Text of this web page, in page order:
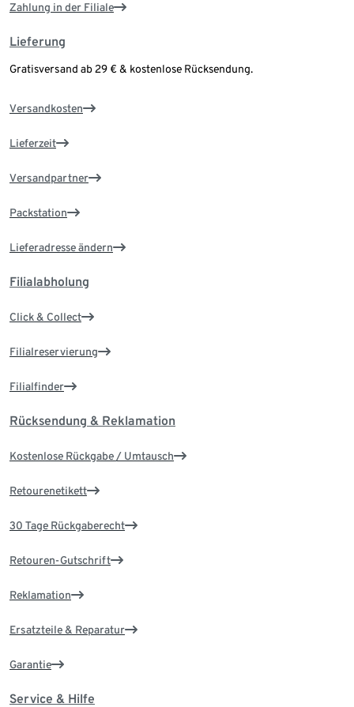
Zahlung in der Filiale
Lieferung
Gratisversand ab 29 € & kostenlose Rücksendung.
Versandkosten
Lieferzeit
Versandpartner
Packstation
Lieferadresse ändern
Filialabholung
Click & Collect
Filialreservierung
Filialfinder
Rücksendung & Reklamation
Kostenlose Rückgabe / Umtausch
Retourenetikett
30 Tage Rückgaberecht
Retouren-Gutschrift
Reklamation
Ersatzteile & Reparatur
Garantie
Service & Hilfe